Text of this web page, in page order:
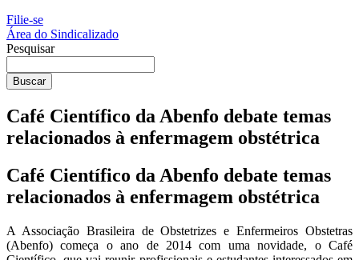
Filie-se
Área do Sindicalizado
Pesquisar
Buscar
Café Científico da Abenfo debate temas
relacionados à enfermagem obstétrica
Café Científico da Abenfo debate temas
relacionados à enfermagem obstétrica
A Associação Brasileira de Obstetrizes e Enfermeiros Obstetras
(Abenfo) começa o ano de 2014 com uma novidade, o Café